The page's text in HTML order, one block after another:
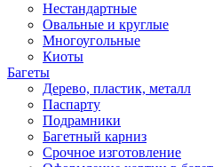
Нестандартные
Овальные и круглые
Многоугольные
Киоты
Багеты
Дерево, пластик, металл
Паспарту
Подрамники
Багетный карниз
Срочное изготовление